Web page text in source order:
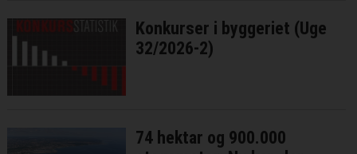
Konkurser i byggeriet (Uge
32/2026-2)
74 hektar og 900.000